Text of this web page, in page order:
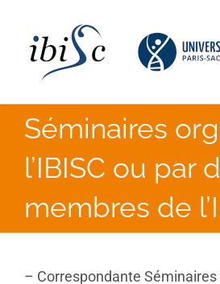
content
Séminaires
l’IBISC ou par
membres de
– Correspondante Séminaires